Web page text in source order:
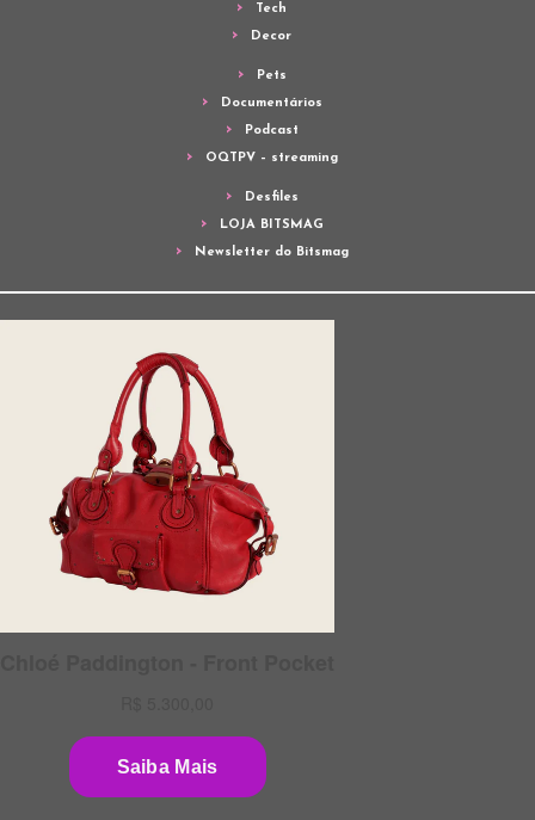
Tech
Decor
Pets
Documentários
Podcast
OQTPV – streaming
Desfiles
LOJA BITSMAG
Newsletter do Bitsmag